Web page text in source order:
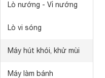
Lò nướng - Vỉ nướng
Lò vi sóng
Máy hút khói, khử mùi
Máy làm bánh